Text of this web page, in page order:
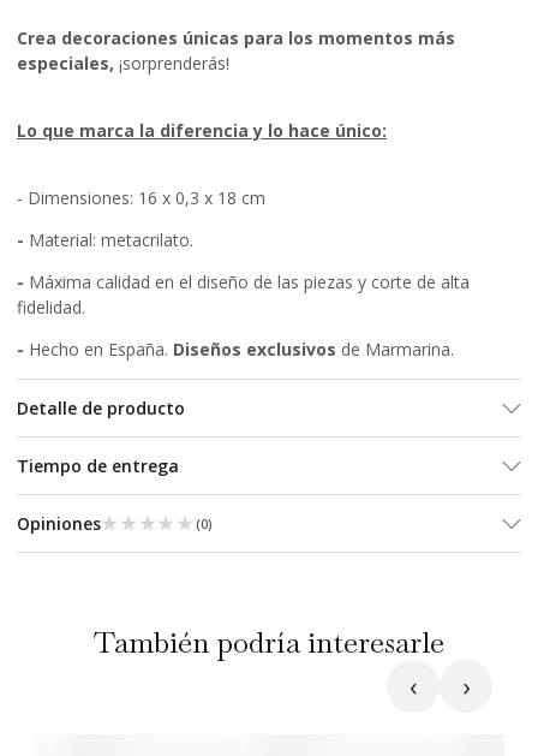
Crea decoraciones únicas para los momentos más
especiales, ¡sorprenderás!
Lo que marca la diferencia y lo hace único:
- Dimensiones: 16 x 0,3 x 18 cm
- Material: metacrilato.
- Máxima calidad en el diseño de las piezas y corte de alta
fidelidad.
- Hecho en España. Diseños exclusivos de Marmarina.
Detalle de producto
Tiempo de entrega
Opiniones★★★★★
★★★★★ (0)
También podría interesarle
‹ ›